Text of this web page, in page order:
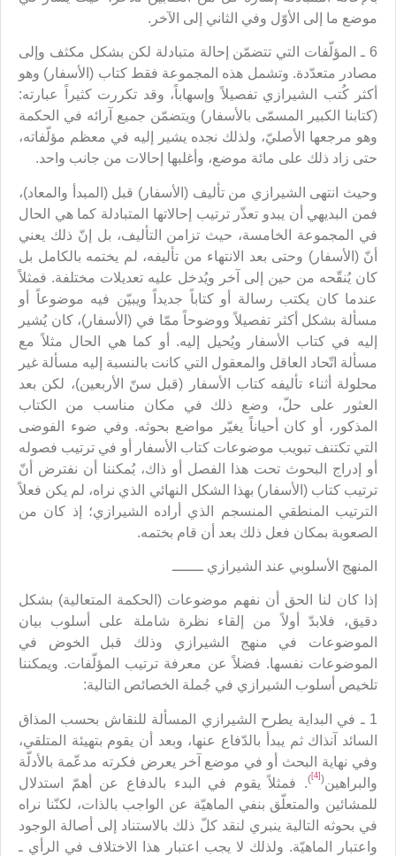
موضع ما إلى الأوّل وفي الثاني إلى الآخر.
6 ـ المؤلّفات التي تتضمّن إحالة متبادلة لكن بشكل مكثف وإلى
مصادر متعدّدة. وتشمل هذه المجموعة فقط كتاب (الأسفار) وهو
أكثر كُتب الشيرازي تفصيلاً وإسهاباً، وقد تكررت كثيراً عبارته:
(كتابنا الكبير المسمّى بالأسفار) ويتضمّن جميع آرائه في الحكمة
وهو مرجعها الأصليّ، ولذلك نجده يشير إليه في معظم مؤلّفاته،
حتى زاد ذلك على مائة موضع، وأغلبها إحالات من جانب واحد.
وحيث انتهى الشيرازي من تأليف (الأسفار) قبل (المبدأ والمعاد)،
فمن البديهي أن يبدو تعذّر ترتيب إحالاتها المتبادلة كما هي الحال
في المجموعة الخامسة، حيث تزامن التأليف، بل إنّ ذلك يعني
أنّ (الأسفار) وحتى بعد الانتهاء من تأليفه، لم يختمه بالكامل بل
كان يُنقّحه من حين إلى آخر ويُدخل عليه تعديلات مختلفة. فمثلاً
عندما كان يكتب رسالة أو كتاباً جديداً ويبيّن فيه موضوعاً أو
مسألة بشكل أكثر تفصيلاً ووضوحاً ممّا في (الأسفار)، كان يُشير
إليه في كتاب الأسفار ويُحيل إليه. أو كما هي الحال مثلاً مع
مسألة اتّحاد العاقل والمعقول التي كانت بالنسبة إليه مسألة غير
محلولة أثناء تأليفه كتاب الأسفار (قبل سنّ الأربعين)، لكن بعد
العثور على حلّ، وضع ذلك في مكان مناسب من الكتاب
المذكور، أو كان أحياناً يغيّر مواضع بحوثه. وفي ضوء الفوضى
التي تكتنف تبويب موضوعات كتاب الأسفار أو في ترتيب فصوله
أو إدراج البحوث تحت هذا الفصل أو ذاك، يُمكننا أن نفترض أنّ
ترتيب كتاب (الأسفار) بهذا الشكل النهائي الذي نراه، لم يكن فعلاً
الترتيب المنطقي المنسجم الذي أراده الشيرازي؛ إذ كان من
الصعوبة بمكان فعل ذلك بعد أن قام بختمه.
المنهج الأسلوبي عند الشيرازي ـــــــ
إذا كان لنا الحق أن نفهم موضوعات (الحكمة المتعالية) بشكل
دقيق، فلابدّ أولاً من إلقاء نظرة شاملة على أسلوب بيان
الموضوعات في منهج الشيرازي وذلك قبل الخوض في
الموضوعات نفسها. فضلاً عن معرفة ترتيب المؤلّفات. ويمكننا
تلخيص أسلوب الشيرازي في جُملة الخصائص التالية:
1 ـ في البداية يطرح الشيرازي المسألة للنقاش بحسب المذاق
السائد آنذاك ثم يبدأ بالدّفاع عنها، وبعد أن يقوم بتهيئة المتلقي،
وفي نهاية البحث أو في موضع آخر يعرض فكرته مدعّمة بالأدلّة
والبراهين(
[4]
). فمثلاً يقوم في البدء بالدفاع عن أهمّ استدلال
للمشائين والمتعلّق بنفي الماهيّة عن الواجب بالذات، لكنّنا نراه
في بحوثه التالية ينبري لنقد كلّ ذلك بالاستناد إلى أصالة الوجود
واعتبار الماهيّة. ولذلك لا يجب اعتبار هذا الاختلاف في الرأي ـ